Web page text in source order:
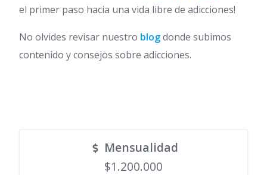
el primer paso hacia una vida libre de adicciones!
No olvides revisar nuestro blogdonde subimos
contenido y consejos sobre adicciones.
Mensualidad
$1.200.000